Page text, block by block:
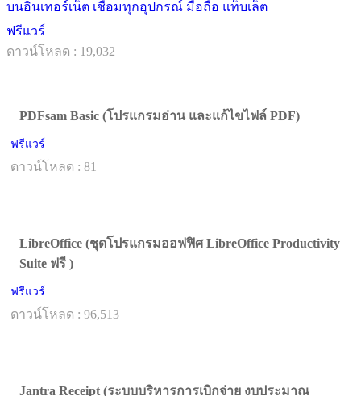
บนอินเทอร์เน็ต เชื่อมทุกอุปกรณ์ มือถือ แท็บเล็ต
ฟรีแวร์
ดาวน์โหลด : 19,032
PDFsam Basic (โปรแกรมอ่าน และแก้ไขไฟล์ PDF)
ฟรีแวร์
ดาวน์โหลด : 81
LibreOffice (ชุดโปรแกรมออฟฟิศ LibreOffice Productivity
Suite ฟรี )
ฟรีแวร์
ดาวน์โหลด : 96,513
Jantra Receipt (ระบบบริหารการเบิกจ่าย งบประมาณ